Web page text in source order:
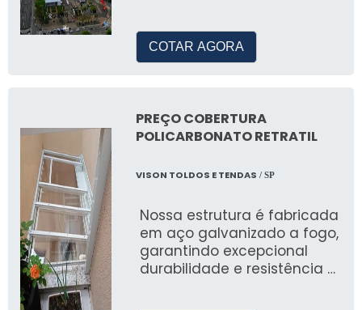
para empresas privadas,
prefeituras e ongs.
COTAR AGORA
PREÇO COBERTURA
POLICARBONATO RETRATIL
VISON TOLDOS E TENDAS / SP
Nossa estrutura é fabricada
em aço galvanizado a fogo,
garantindo excepcional
durabilidade e resistência à